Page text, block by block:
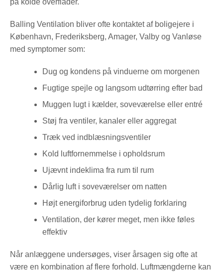
på kolde overflader.
Balling Ventilation bliver ofte kontaktet af boligejere i
København, Frederiksberg, Amager, Valby og Vanløse
med symptomer som:
Dug og kondens på vinduerne om morgenen
Fugtige spejle og langsom udtørring efter bad
Muggen lugt i kælder, soveværelse eller entré
Støj fra ventiler, kanaler eller aggregat
Træk ved indblæsningsventiler
Kold luftfornemmelse i opholdsrum
Ujævnt indeklima fra rum til rum
Dårlig luft i soveværelser om natten
Højt energiforbrug uden tydelig forklaring
Ventilation, der kører meget, men ikke føles
effektiv
Når anlæggene undersøges, viser årsagen sig ofte at
være en kombination af flere forhold. Luftmængderne kan